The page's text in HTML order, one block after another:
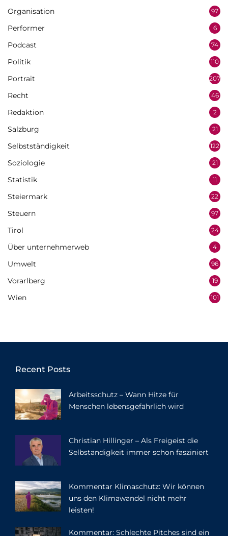
Organisation 97
Performer 6
Podcast 74
Politik 110
Portrait 207
Recht 46
Redaktion 2
Salzburg 21
Selbstständigkeit 122
Soziologie 21
Statistik 11
Steiermark 22
Steuern 97
Tirol 24
Über unternehmerweb 4
Umwelt 96
Vorarlberg 19
Wien 101
Recent Posts
Arbeitsschutz – Wann Hitze für
Menschen lebensgefährlich wird
Christian Hillinger – Als Freigeist die
Selbständigkeit immer schon fasziniert
Kommentar Klimaschutz: Wir können
uns den Klimawandel nicht mehr
leisten!
Kommentar: Schlechte Pitches sind ein